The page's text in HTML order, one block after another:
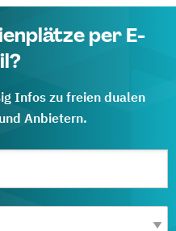
per E-
Infos zu freien dualen
Anbietern.